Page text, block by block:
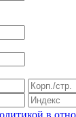
в